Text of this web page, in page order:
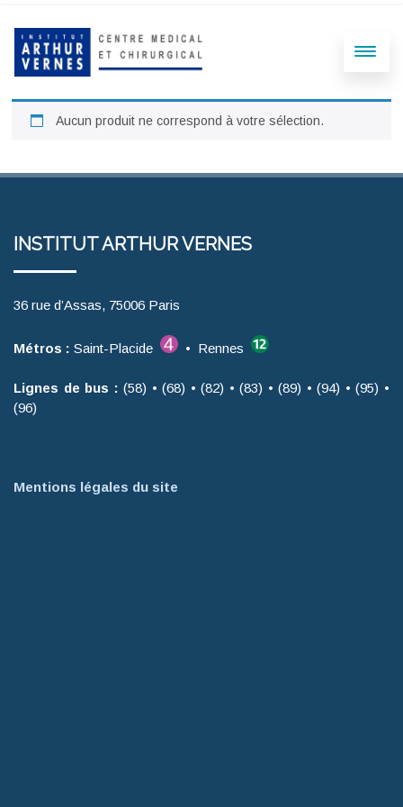
Aucun produit ne correspond à votre sélection.
INSTITUT ARTHUR VERNES
36 rue d’Assas, 75006 Paris
Métros : Saint-Placide • Rennes
Lignes de bus : (58) • (68) • (82) • (83) • (89) • (94) • (95) •
(96)
Mentions légales du site